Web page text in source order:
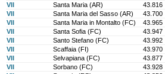
VII
Santa Maria (AR) 43.816
VII
Santa Maria del Sasso (AR) 43.700
VII
Santa Maria in Montalto (FC) 43.965
VII
Santa Sofia (FC) 43.947
VII
Santo Stefano (FC) 43.992
VII
Scaffaia (FI) 43.970
VII
Selvapiana (FC) 43.877
VII
Sorbano (FC) 43.928